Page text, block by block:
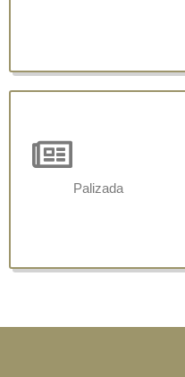
Palizada